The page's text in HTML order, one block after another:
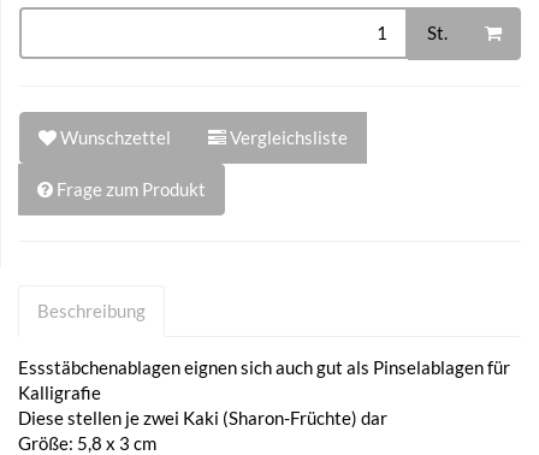
St.
Wunschzettel Vergleichsliste
Frage zum Produkt
Beschreibung
Essstäbchenablagen eignen sich auch gut als Pinselablagen für
Kalligrafie
Diese stellen je zwei Kaki (Sharon-Früchte) dar
Größe: 5,8 x 3 cm